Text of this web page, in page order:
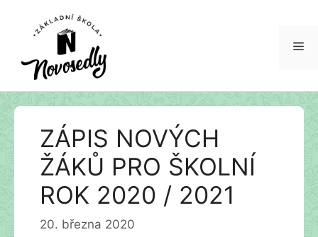
Přeskočit
ZÁPIS NOVÝCH
ŽÁKŮ PRO ŠKOLNÍ
ROK 2020 / 2021
20. března 2020